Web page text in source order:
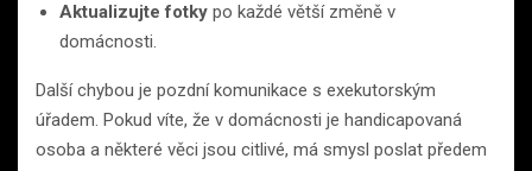
Aktualizujte fotky po každé větší změně v
domácnosti.
Další chybou je pozdní komunikace s exekutorským
úřadem. Pokud víte, že v domácnosti je handicapovaná
osoba a některé věci jsou citlivé, má smysl poslat předem